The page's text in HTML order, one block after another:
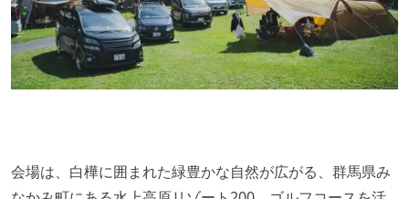
会場は、白樺に囲まれた緑豊かな自然が広がる、群馬県み